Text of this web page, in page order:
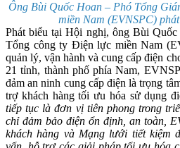
Ông Bùi Quốc Hoan – Phó Tổng
miền Nam (EVNSPC)
Phát biểu tại Hội nghị, ông Bùi
Tổng công ty Điện lực miền Nam
quản lý, vận hành và cung cấp điện
21 tỉnh, thành phố phía Nam,
đảm an ninh cung cấp điện là trọng
trợ khách hàng tối ưu hóa sử dụng
tiếp tục là đơn vị tiên phong trong
chỉ đảm bảo điện ổn định, an toàn,
khách hàng và Mạng lưới tiết kiệm